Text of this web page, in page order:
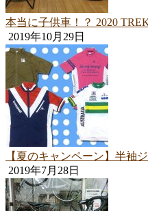
本当に子供車！？ 2020
2019年10月29日
【夏のキャンペーン】半袖
2019年7月28日